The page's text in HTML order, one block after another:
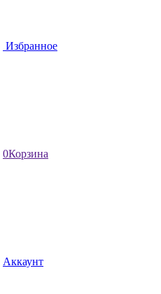
Избранное
0Корзина
Аккаунт